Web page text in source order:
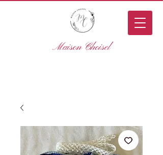
Maison Choisel